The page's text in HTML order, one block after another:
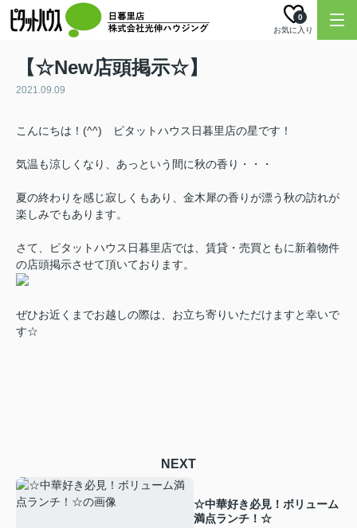
お気に入り
0
【☆New店頭掲示☆】
2021.09.09
こんにちは！(^^) ピタットハウス日暮里店の星です！
気温も涼しくなり、あっという間に秋の香り・・・
夏の終わりを感じ寂しくもあり、金木犀の香りが漂う秋の訪れが
楽しみでもあります。
さて、ピタットハウス日暮里店では、賃貸・売買ともに新着物件
の店頭掲示させて頂いております。
ぜひお近くまでお越しの際は、お立ち寄りいただけますと幸いで
す☆
NEXT
☆中華好き必見！ボリューム
満点ランチ！☆